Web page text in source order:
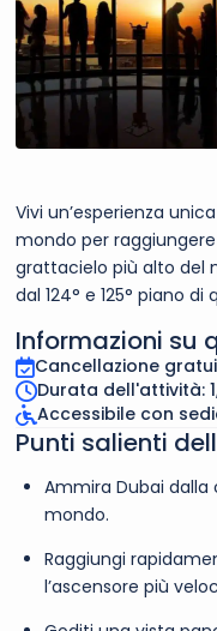
Vivi un’esperienza
mondo per
grattacielo più alto del
dal 124° e 125° piano
Informazioni su
Cancellazione
Durata dell'attività:
Accessibile con
Punti salienti
Ammira Dubai
mondo.
Raggiungi
l’ascensore più